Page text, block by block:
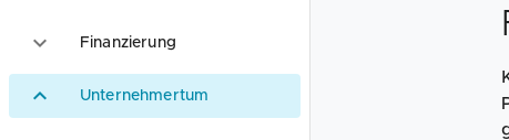
Finanzierung
Unternehmertum